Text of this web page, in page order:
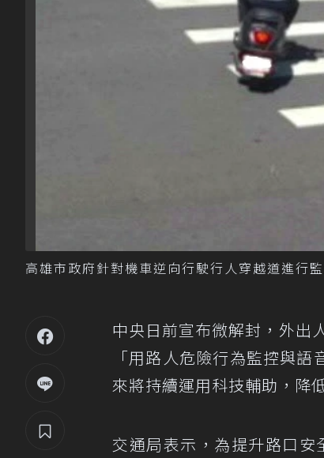
高雄市政府針對機車逆向行駛行人穿越道進行
中央日前宣布微解封，外出
「用路人危險行為監控與
來將持續運用科技輔助，降
交通局表示，為提升路口